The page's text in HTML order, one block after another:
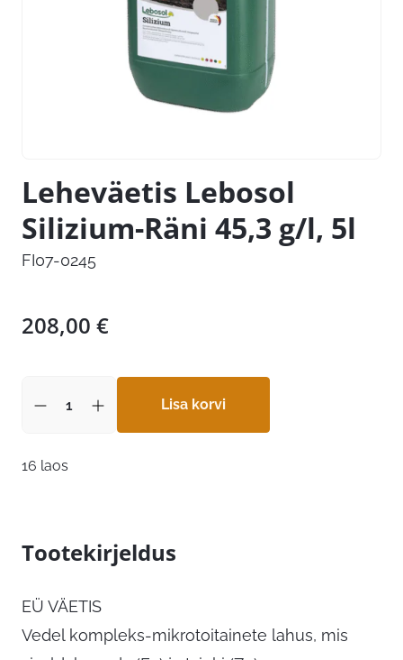
Leheväetis Lebosol
Silizium-Räni 45,3 g/l, 5l
FI07-0245
208,00 €
Lisa korvi
16 laos
Tootekirjeldus
EÜ VÄETIS
Vedel kompleks-mikrotoitainete lahus, mis